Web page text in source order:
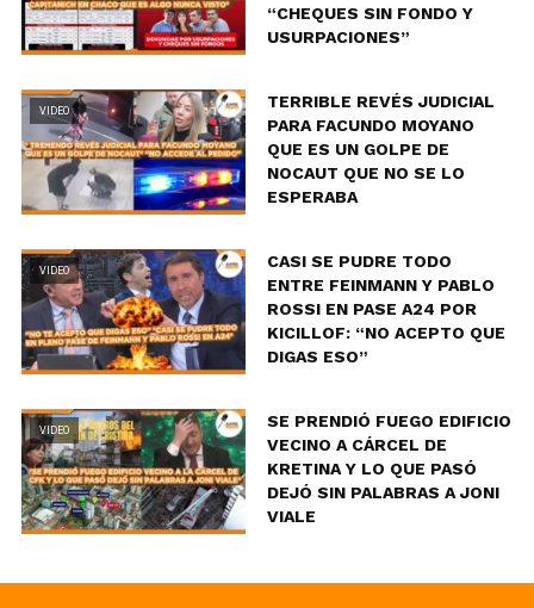
“CHEQUES SIN FONDO Y
USURPACIONES”
VIDEO
TERRIBLE REVÉS JUDICIAL
PARA FACUNDO MOYANO
QUE ES UN GOLPE DE
NOCAUT QUE NO SE LO
ESPERABA
VIDEO
CASI SE PUDRE TODO
ENTRE FEINMANN Y PABLO
ROSSI EN PASE A24 POR
KICILLOF: “NO ACEPTO QUE
DIGAS ESO”
VIDEO
SE PRENDIÓ FUEGO EDIFICIO
VECINO A CÁRCEL DE
KRETINA Y LO QUE PASÓ
DEJÓ SIN PALABRAS A JONI
VIALE